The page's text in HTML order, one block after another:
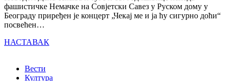
фашистичке Немачке на Совјетски Савез у Руском дому у
Београду приређен је концерт „Чекај ме и ја ћу сигурно доћи“
посвећен…
НАСТАВАК
Вести
Култура